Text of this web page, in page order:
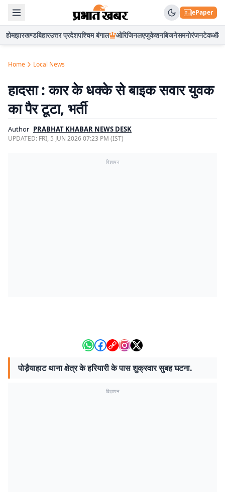
ePaper
होमझारखण्डबिहारउत्तर प्रदेशपश्चिम बंगाल ओरिजिनलएजुकेशनबिजनेसमनोरंजनटेकऑटो
Home Local News
हादसा : कार के धक्के से बाइक सवार युवक
का पैर टूटा, भर्ती
Author PRABHAT KHABAR NEWS DESK
UPDATED: FRI, 5 JUN 2026 07:23 PM (IST)
विज्ञापन
पोड़ैयाहाट थाना क्षेत्र के हरियारी के पास शुक्रवार सुबह घटना.
विज्ञापन